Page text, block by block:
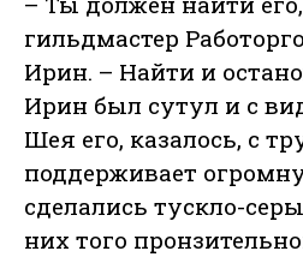
гильдмастер
Ирин. – Найти и
Ирин был сутул и с
Шея его, казалось, с
поддерживает
сделались тускло-
них того